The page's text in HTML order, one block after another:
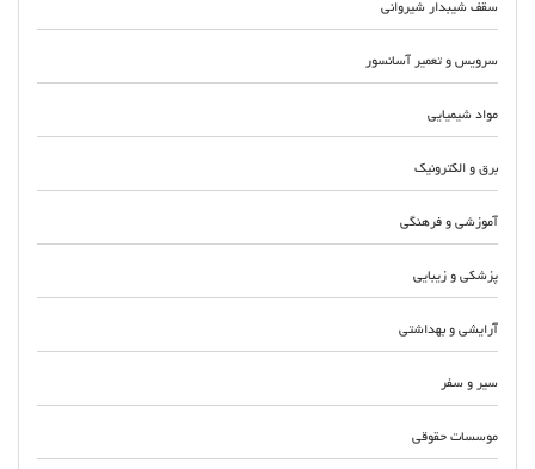
سقف شیبدار شیروانی
سرویس و تعمیر آسانسور
مواد شیمیایی
برق و الکترونیک
آموزشی و فرهنگی
پزشکی و زیبایی
آرایشی و بهداشتی
سیر و سفر
موسسات حقوقی